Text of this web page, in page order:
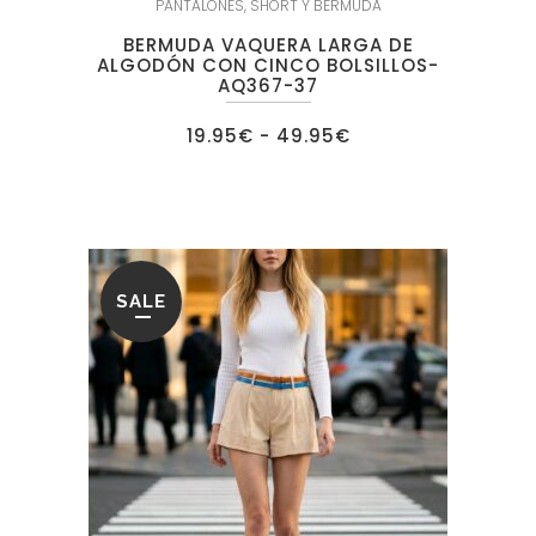
PANTALONES, SHORT Y BERMUDA
BERMUDA VAQUERA LARGA DE
ALGODÓN CON CINCO BOLSILLOS-
AQ367-37
19.95€ - 49.95€Rango
SALE